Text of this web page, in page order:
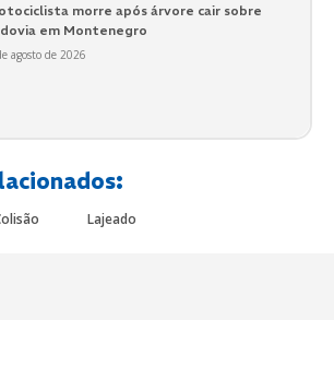
morre após árvore cair sobre
em Montenegro
agosto de 2026
Lajeado